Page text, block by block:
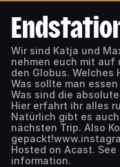
Wir sind Katja und
nehmen euch mit auf
den Globus.
Was sollte man
Was sind die
Hier erfahrt ihr alles
Natürlich gibt es
nächsten Trip. Also
Hosted on Acast.
information.